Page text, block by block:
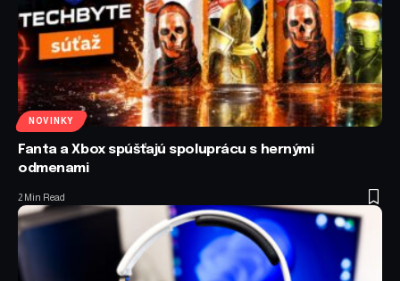
NOVINKY
Fanta a Xbox spúšťajú spoluprácu s hernými
odmenami
2 Min Read